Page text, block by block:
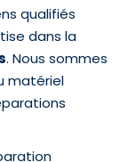
qualifiés
dans la
. Nous sommes
matériel